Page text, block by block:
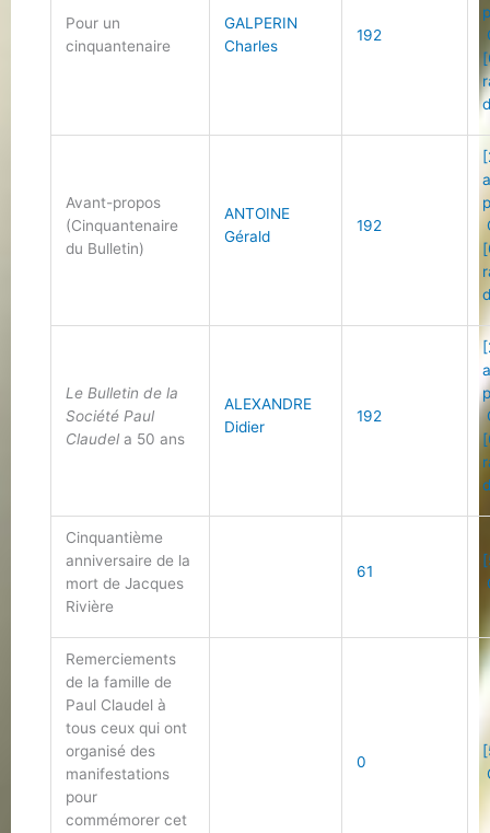
Pour un
cinquantenaire
GALPERIN
Charles
192
Avant-propos
(Cinquantenaire
du Bulletin)
ANTOINE
Gérald
192
Le Bulletin de la
Société Paul
Claudel a 50 ans
ALEXANDRE
Didier
192
Cinquantième
anniversaire de la
mort de Jacques
Rivière
61
Remerciements
de la famille de
Paul Claudel à
tous ceux qui ont
organisé des
manifestations
pour
commémorer cet
0